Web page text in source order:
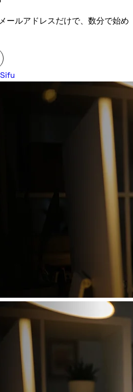
ールアドレスだけで、数分で始め